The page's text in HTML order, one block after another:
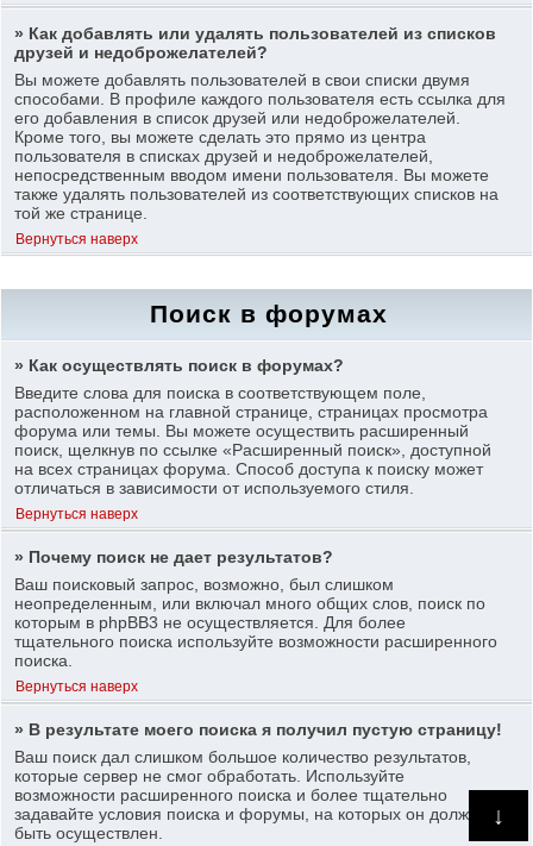
↓
» Как добавлять или удалять пользователей из списков
друзей и недоброжелателей?
Вы можете добавлять пользователей в свои списки двумя
способами. В профиле каждого пользователя есть ссылка для
его добавления в список друзей или недоброжелателей.
Кроме того, вы можете сделать это прямо из центра
пользователя в списках друзей и недоброжелателей,
непосредственным вводом имени пользователя. Вы можете
также удалять пользователей из соответствующих списков на
той же странице.
Вернуться наверх
Поиск в форумах
» Как осуществлять поиск в форумах?
Введите слова для поиска в соответствующем поле,
расположенном на главной странице, страницах просмотра
форума или темы. Вы можете осуществить расширенный
поиск, щелкнув по ссылке «Расширенный поиск», доступной
на всех страницах форума. Способ доступа к поиску может
отличаться в зависимости от используемого стиля.
Вернуться наверх
» Почему поиск не дает результатов?
Ваш поисковый запрос, возможно, был слишком
неопределенным, или включал много общих слов, поиск по
которым в phpBB3 не осуществляется. Для более
тщательного поиска используйте возможности расширенного
поиска.
Вернуться наверх
» В результате моего поиска я получил пустую страницу!
Ваш поиск дал слишком большое количество результатов,
которые сервер не смог обработать. Используйте
возможности расширенного поиска и более тщательно
задавайте условия поиска и форумы, на которых он должен
быть осуществлен.